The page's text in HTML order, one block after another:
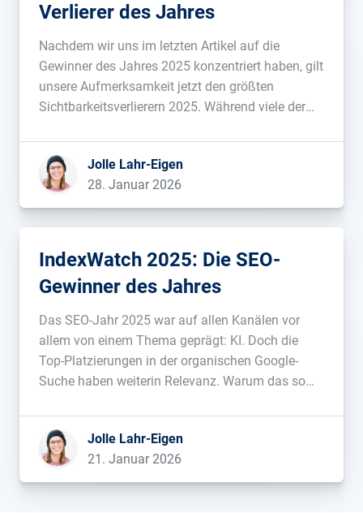
Verlierer des Jahres
Nachdem wir uns im letzten Artikel auf die
Gewinner des Jahres 2025 konzentriert haben, gilt
unsere Aufmerksamkeit jetzt den größten
Sichtbarkeitsverlierern 2025. Während viele der
zurückzuführen sind, sind auch viele der Verlierer
keine klassische Abstrafung, sondern vielmehr
das Resultat mehr oder minder gelungener […]...
Jolle Lahr-Eigen
28. Januar 2026
IndexWatch 2025: Die SEO-
Gewinner des Jahres
Das SEO-Jahr 2025 war auf allen Kanälen vor
allem von einem Thema geprägt: KI. Doch die
Top-Platzierungen in der organischen Google-
Suche haben weiterin Relevanz. Warum das so
Sichtbarkeit gewonnen hat und wie Wetterseiten,
IMDB, die Deutsche Börse oder Lotto Sachsen-
Anhalt dabei vorgegangen […]...
Jolle Lahr-Eigen
21. Januar 2026